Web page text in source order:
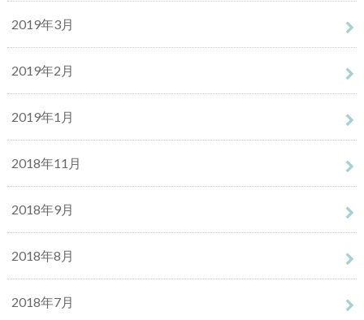
2019年3月
2019年2月
2019年1月
2018年11月
2018年9月
2018年8月
2018年7月